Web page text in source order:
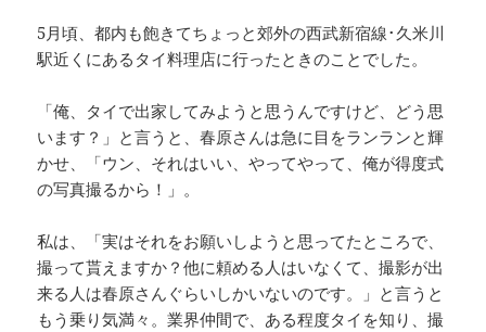
5月頃、都内も飽きてちょっと郊外の西武新宿線･久米川
駅近くにあるタイ料理店に行ったときのことでした。
「俺、タイで出家してみようと思うんですけど、どう思
います？」と言うと、春原さんは急に目をランランと輝
かせ、「ウン、それはいい、やってやって、俺が得度式
の写真撮るから！」。
私は、「実はそれをお願いしようと思ってたところで、
撮って貰えますか？他に頼める人はいなくて、撮影が出
来る人は春原さんぐらいしかいないのです。」と言うと
もう乗り気満々。業界仲間で、ある程度タイを知り、撮